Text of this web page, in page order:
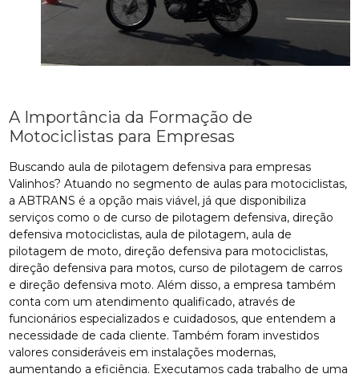
A Importância da Formação de
Motociclistas para Empresas
Buscando aula de pilotagem defensiva para empresas
Valinhos? Atuando no segmento de aulas para motociclistas,
a ABTRANS é a opção mais viável, já que disponibiliza
serviços como o de curso de pilotagem defensiva, direção
defensiva motociclistas, aula de pilotagem, aula de
pilotagem de moto, direção defensiva para motociclistas,
direção defensiva para motos, curso de pilotagem de carros
e direção defensiva moto. Além disso, a empresa também
conta com um atendimento qualificado, através de
funcionários especializados e cuidadosos, que entendem a
necessidade de cada cliente. Também foram investidos
valores consideráveis em instalações modernas,
aumentando a eficiência. Executamos cada trabalho de uma